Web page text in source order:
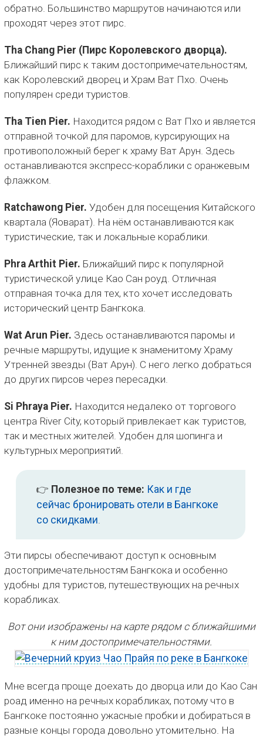
обратно. Большинство маршрутов начинаются или
проходят через этот пирс.
Tha Chang Pier (Пирс Королевского дворца).
Ближайший пирс к таким достопримечательностям,
как Королевский дворец и Храм Ват Пхо. Очень
популярен среди туристов.
Tha Tien Pier. Находится рядом с Ват Пхо и является
отправной точкой для паромов, курсирующих на
противоположный берег к храму Ват Арун. Здесь
останавливаются экспресс-кораблики с оранжевым
флажком.
Ratchawong Pier. Удобен для посещения Китайского
квартала (Яоварат). На нём останавливаются как
туристические, так и локальные кораблики.
Phra Arthit Pier. Ближайший пирс к популярной
туристической улице Као Сан роуд. Отличная
отправная точка для тех, кто хочет исследовать
исторический центр Бангкока.
Wat Arun Pier. Здесь останавливаются паромы и
речные маршруты, идущие к знаменитому Храму
Утренней звезды (Ват Арун). С него легко добраться
до других пирсов через пересадки.
Si Phraya Pier. Находится недалеко от торгового
центра River City, который привлекает как туристов,
так и местных жителей. Удобен для шопинга и
культурных мероприятий.
👉 Полезное по теме: Как и где
сейчас бронировать отели в Бангкоке
со скидками
Эти пирсы обеспечивают доступ к основным
достопримечательностям Бангкока и особенно
удобны для туристов, путешествующих на речных
корабликах.
Вот они изображены на карте рядом с ближайшими
к ним достопримечательностями.
Мне всегда проще доехать до дворца или до Као Сан
роад именно на речных корабликах, потому что в
Бангкоке постоянно ужасные пробки и добираться в
разные концы города довольно утомительно. На